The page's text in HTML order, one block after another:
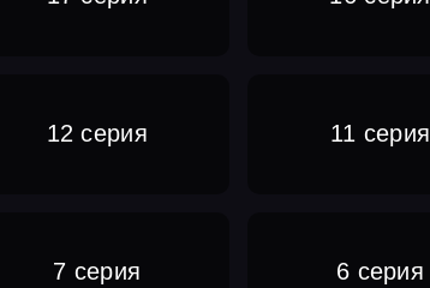
12 серия 11 серия
7 серия 6 серия